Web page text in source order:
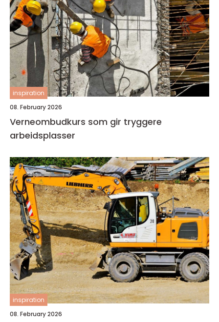
inspiration
08. February 2026
Verneombudkurs som gir tryggere
arbeidsplasser
inspiration
08. February 2026